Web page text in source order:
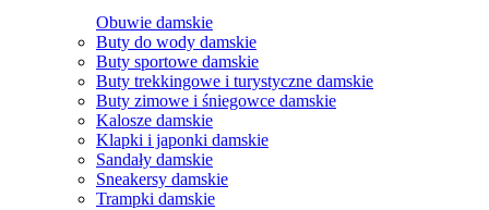
Obuwie damskie
Buty do wody damskie
Buty sportowe damskie
Buty trekkingowe i turystyczne damskie
Buty zimowe i śniegowce damskie
Kalosze damskie
Klapki i japonki damskie
Sandały damskie
Sneakersy damskie
Trampki damskie